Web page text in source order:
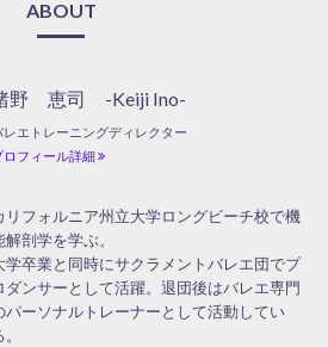
ABOUT
野 恵司 -Keiji Ino-
レエトレーニングディレクター
ロフィール詳細
リフォルニア州立大学ロングビーチ校で機
解剖学を学ぶ。
学卒業と同時にサクラメントバレエ団でプ
ダンサーとして活躍。退団後はバレエ専門
パーソナルトレーナーとして活動してい